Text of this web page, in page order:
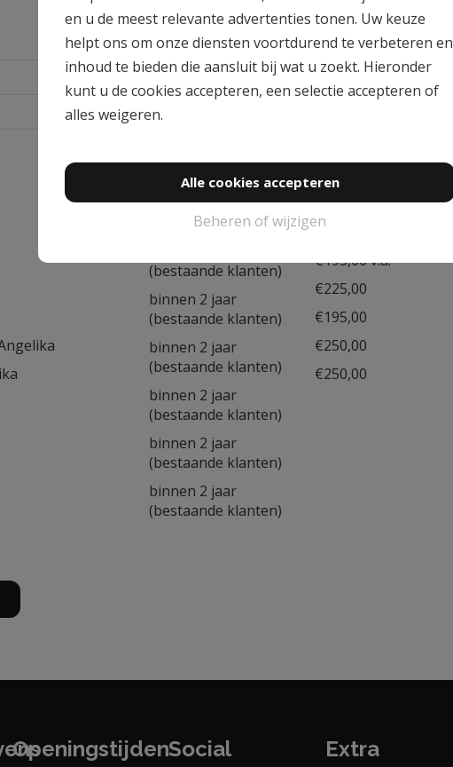
incl. 1 nabehandeling €495,00
incl. 1 nabehandeling
€450,00 v.a.
incl. 1 nabehandeling
binnen 2 jaar
(bestaande klanten)
(bestaande klanten)
binnen 2 jaar
(bestaande klanten)
binnen 2 jaar
(bestaande klanten)
binnen 2 jaar
(bestaande klanten)
binnen 2 jaar
(bestaande klanten)
binnen 2 jaar
(bestaande klanten)
€150,00
€185,00 v.a.
€195,00 v.a.
€225,00
€195,00
€250,00
€250,00
OpeningstijdenSocial
Extra
en u de meest relevante advertenties tonen. Uw keuze
helpt ons om onze diensten voortdurend te verbeteren en
inhoud te bieden die aansluit bij wat u zoekt. Hieronder
kunt u de cookies accepteren, een selectie accepteren of
alles weigeren.
Alle cookies accepteren
Beheren of wijzigen